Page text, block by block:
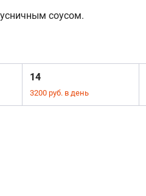
соусом.
14
3200 руб. в день